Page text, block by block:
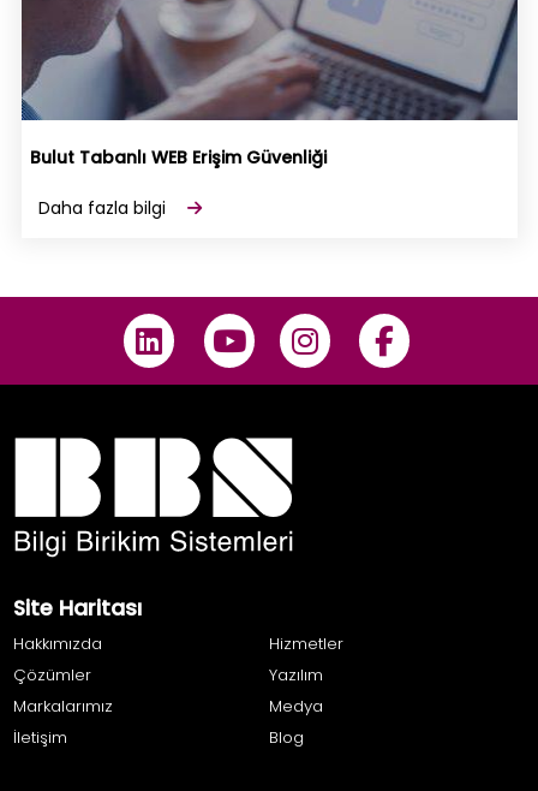
Bulut Tabanlı WEB Erişim Güvenliği
Daha fazla bilgi
Site Haritası
Hakkımızda
Hizmetler
Çözümler
Yazılım
Markalarımız
Medya
İletişim
Blog